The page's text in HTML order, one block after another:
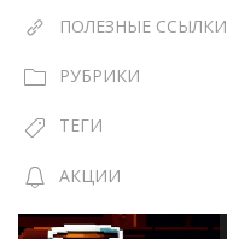
ПОЛЕЗНЫЕ ССЫЛКИ
РУБРИКИ
ТЕГИ
АКЦИИ